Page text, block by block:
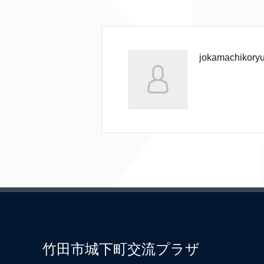
竹田市城下町交流プラザ